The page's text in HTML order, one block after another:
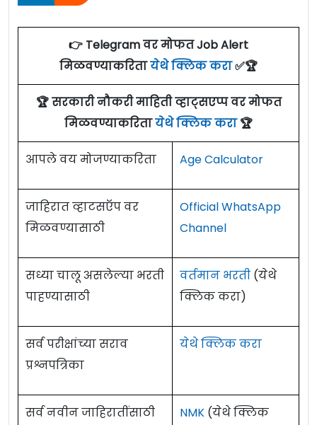
👉 Telegram वर मोफत Job Alert
मिळवण्याकरितायेथे क्लिक करा✅🏆
🏆 सरकारी नौकरी माहिती व्हाट्सएप्प वर मोफत
मिळवण्याकरितायेथे क्लिक करा🏆
आपले वय मोजण्याकरिता Age Calculator
जाहिरात व्हाटसऍप वर
मिळवण्यासाठी
Official WhatsApp
Channel
सध्या चालू असलेल्या भरती
पाहण्यासाठी
वर्तमान भरती (येथे
क्लिक करा)
सर्व परीक्षांच्या सराव
प्रश्नपत्रिका
येथे क्लिक करा
सर्व नवीन जाहिरातींसाठी NMK (येथे क्लिक